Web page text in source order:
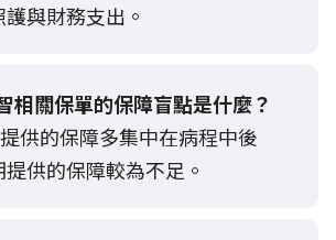
與財務支出。
相關保單的保障盲點是什麼？
供的保障多集中在病程中後
供的保障較為不足。